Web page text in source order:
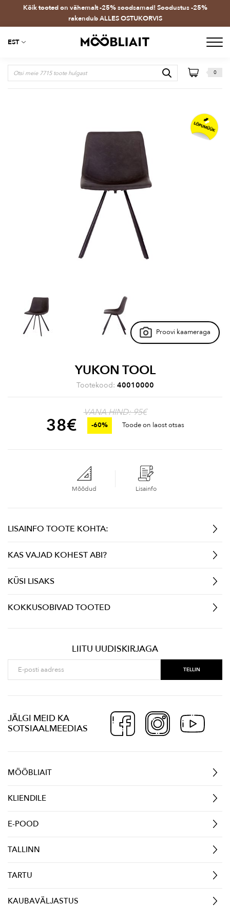
Kõik tooted on vähemalt -25% soodsamad! Soodustus -25%
rakendub ALLES OSTUKORVIS
EST
0
Proovi kaameraga
YUKON TOOL
Tootekood: 40010000
VANA HIND: 95€
38€ -60% Toode on laost otsas
Mõõdud Lisainfo
LISAINFO TOOTE KOHTA:
KAS VAJAD KOHEST ABI?
KÜSI LISAKS
KOKKUSOBIVAD TOOTED
LIITU UUDISKIRJAGA
JÄLGI MEID KA
SOTSIAALMEEDIAS
MÖÖBLIAIT
KLIENDILE
E-POOD
TALLINN
TARTU
KAUBAVÄLJASTUS